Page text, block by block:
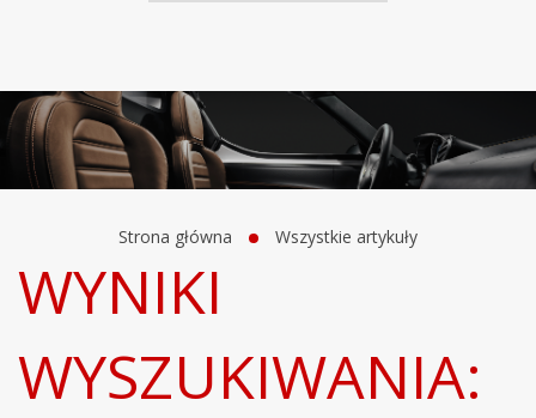
Strona główna Wszystkie artykuły
WYNIKI
WYSZUKIWANIA: